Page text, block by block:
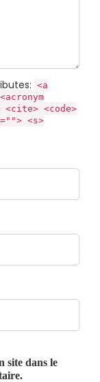
<a
<code>
<s>
site dans le